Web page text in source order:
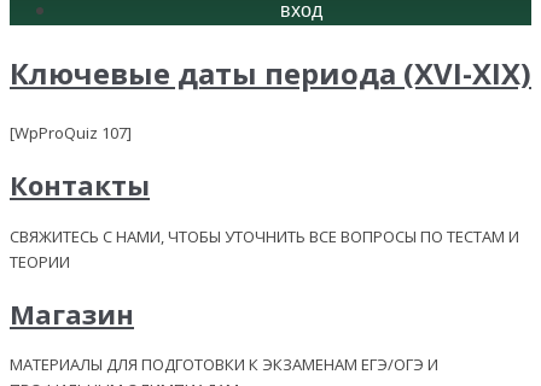
вход
Ключевые даты периода (XVI-XIX)
[WpProQuiz 107]
Контакты
СВЯЖИТЕСЬ С НАМИ, ЧТОБЫ УТОЧНИТЬ ВСЕ ВОПРОСЫ ПО ТЕСТАМ И
ТЕОРИИ
Магазин
МАТЕРИАЛЫ ДЛЯ ПОДГОТОВКИ К ЭКЗАМЕНАМ ЕГЭ/ОГЭ И